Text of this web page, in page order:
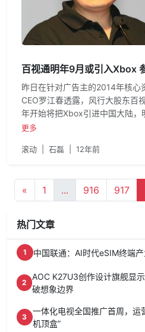
百视通明年9月或引入Xbox
昨日在针对广告主的2014年核心
CEO罗江春透露，风行大股东百
年开始将把Xbox引进中国大陆，
会参与到Xbox项目中，与游戏广
更多
滚动 石磊 12年前
« 1 ... 916 917
热门文章
1 中国联通：AI时代eSIM终端
2
AOC K27U3创作设计旗舰显
破想象边界
3
一体化电视全国推广首周，运
机顶盒”